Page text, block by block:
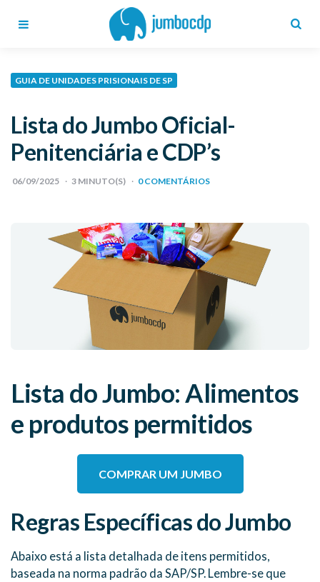
GUIA DE UNIDADES PRISIONAIS DE SP
Lista do Jumbo Oficial-
Penitenciária e CDP’s
06/09/2025 3 MINUTO(S) 0 COMENTÁRIOS
Lista do Jumbo: Alimentos
e produtos permitidos
COMPRAR UM JUMBO
Regras Específicas do Jumbo
Abaixo está a lista detalhada de itens permitidos,
baseada na norma padrão da SAP/SP. Lembre-se que